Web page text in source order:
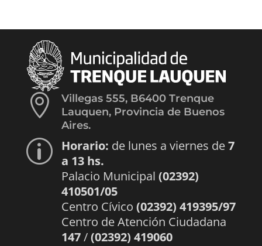

Villegas 555, B6400 Trenque
Lauquen, Provincia de Buenos
Aires.
p Horario: de lunes a viernes de7
a 13 hs.
Palacio Municipal (02392)
410501/05
Centro Cívico (02392) 419395/97
Centro de Atención Ciudadana
147/(02392) 419060